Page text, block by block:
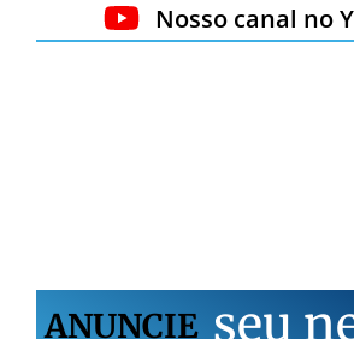
Nosso canal no
ANUNCIE seu n